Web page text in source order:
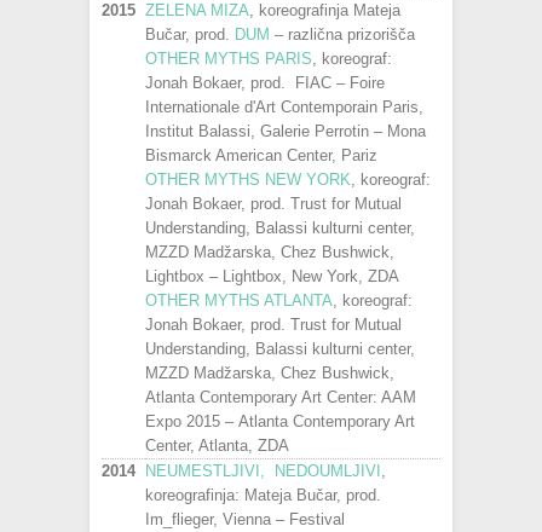
2015 ZELENA MIZA, koreografinja Mateja
Bučar, prod. DUM – različna prizorišča
OTHER MYTHS PARIS, koreograf:
Jonah Bokaer, prod. FIAC – Foire
Internationale d'Art Contemporain Paris,
Institut Balassi, Galerie Perrotin – Mona
Bismarck American Center, Pariz
OTHER MYTHS NEW YORK, koreograf:
Jonah Bokaer, prod. Trust for Mutual
Understanding, Balassi kulturni center,
MZZD Madžarska, Chez Bushwick,
Lightbox – Lightbox, New York, ZDA
OTHER MYTHS ATLANTA, koreograf:
Jonah Bokaer, prod. Trust for Mutual
Understanding, Balassi kulturni center,
MZZD Madžarska, Chez Bushwick,
Atlanta Contemporary Art Center: AAM
Expo 2015 – Atlanta Contemporary Art
Center, Atlanta, ZDA
2014
NEUMESTLJIVI, NEDOUMLJIVI ,
koreografinja: Mateja Bučar, prod.
Im_flieger, Vienna – Festival